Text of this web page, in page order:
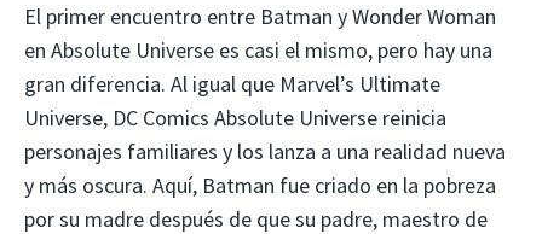
El primer encuentro entre Batman y Wonder Woman
en Absolute Universe es casi el mismo, pero hay una
gran diferencia. Al igual que Marvel’s Ultimate
Universe, DC Comics Absolute Universe reinicia
personajes familiares y los lanza a una realidad nueva
y más oscura. Aquí, Batman fue criado en la pobreza
por su madre después de que su padre, maestro de